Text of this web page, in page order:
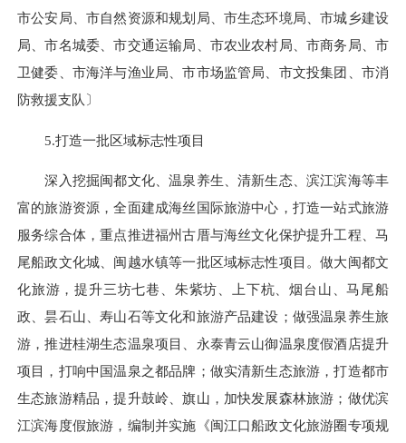
市公安局、市自然资源和规划局、市生态环境局、市城乡建设
局、市名城委、市交通运输局、市农业农村局、市商务局、市
卫健委、市海洋与渔业局、市市场监管局、市文投集团、市消
防救援支队〕
5.打造一批区域标志性项目
深入挖掘闽都文化、温泉养生、清新生态、滨江滨海等丰
富的旅游资源，全面建成海丝国际旅游中心，打造一站式旅游
服务综合体，重点推进福州古厝与海丝文化保护提升工程、马
尾船政文化城、闽越水镇等一批区域标志性项目。做大闽都文
化旅游，提升三坊七巷、朱紫坊、上下杭、烟台山、马尾船
政、昙石山、寿山石等文化和旅游产品建设；做强温泉养生旅
游，推进桂湖生态温泉项目、永泰青云山御温泉度假酒店提升
项目，打响中国温泉之都品牌；做实清新生态旅游，打造都市
生态旅游精品，提升鼓岭、旗山，加快发展森林旅游；做优滨
江滨海度假旅游，编制并实施《闽江口船政文化旅游圈专项规